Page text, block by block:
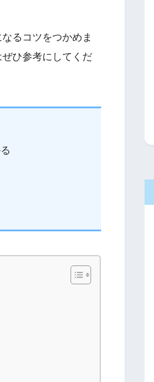
るコツをつかめま
ひ参考にしてくだ